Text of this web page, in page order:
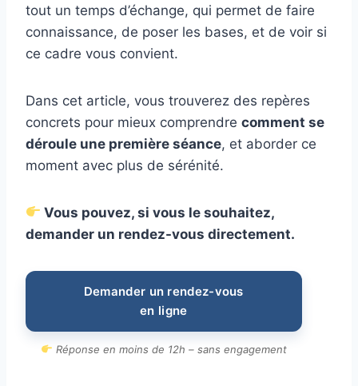
tout un temps d’échange, qui permet de faire
connaissance, de poser les bases, et de voir si
ce cadre vous convient.
Dans cet article, vous trouverez des repères
concrets pour mieux comprendre comment se
déroule une première séance, et aborder ce
moment avec plus de sérénité.
Vous pouvez, si vous le souhaitez,
demander un rendez-vous directement.
Demander un rendez-vous
en ligne
Réponse en moins de 12h – sans engagement